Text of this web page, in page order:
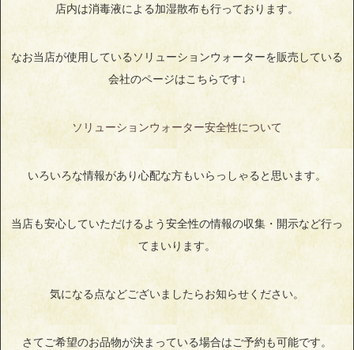
店内は消毒液による加湿散布も行っております。
なお当店が使用しているソリューションウォーターを販売している
会社のページはこちらです↓
ソリューションウォーター安全性について
いろいろな情報があり心配な方もいらっしゃると思います。
当店も安心していただけるよう安全性の情報の収集・開示など行っ
てまいります。
気になる点などございましたらお知らせください。
さてご希望のお品物が決まっている場合はご予約も可能です。